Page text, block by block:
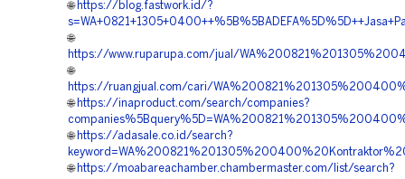
🌐 https://blog.fastwork.id/?
🌐
https://www.ruparupa.com/jual/
🌐
https://ruangjual.com/cari/
🌐 https://inaproduct.com/search/companies?
🌐 https://adasale.co.id/search?
🌐 https://moabareachamber.chambermaster.com/list/search?